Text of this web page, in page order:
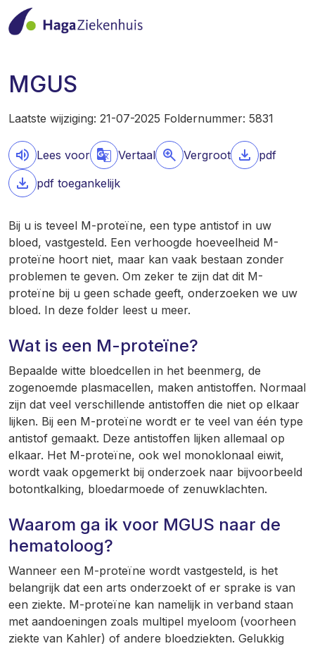
MGUS
Laatste wijziging: 21-07-2025 Foldernummer: 5831
Lees voor Vertaal Vergroot
pdf
pdf toegankelijk
Bij u is teveel M-proteïne, een type antistof in uw
bloed, vastgesteld. Een verhoogde hoeveelheid M-
proteïne hoort niet, maar kan vaak bestaan zonder
problemen te geven. Om zeker te zijn dat dit M-
proteïne bij u geen schade geeft, onderzoeken we uw
bloed. In deze folder leest u meer.
Wat is een M-proteïne?
Bepaalde witte bloedcellen in het beenmerg, de
zogenoemde plasmacellen, maken antistoffen. Normaal
zijn dat veel verschillende antistoffen die niet op elkaar
lijken. Bij een M-proteïne wordt er te veel van één type
antistof gemaakt. Deze antistoffen lijken allemaal op
elkaar. Het M-proteïne, ook wel monoklonaal eiwit,
wordt vaak opgemerkt bij onderzoek naar bijvoorbeeld
botontkalking, bloedarmoede of zenuwklachten.
Waarom ga ik voor MGUS naar de
hematoloog?
Wanneer een M-proteïne wordt vastgesteld, is het
belangrijk dat een arts onderzoekt of er sprake is van
een ziekte. M-proteïne kan namelijk in verband staan
met aandoeningen zoals multipel myeloom (voorheen
ziekte van Kahler) of andere bloedziekten. Gelukkig